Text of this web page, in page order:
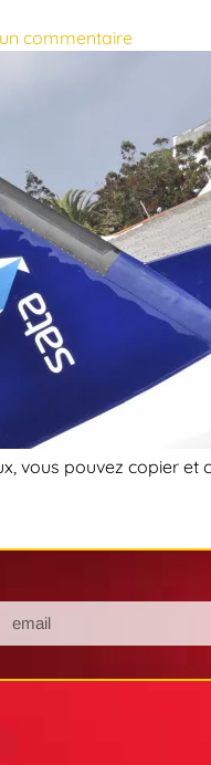
commentaire
vous pouvez copier et